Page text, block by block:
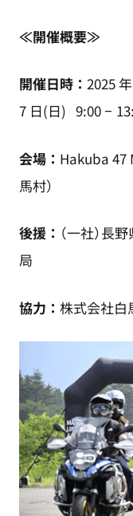
≪開催概要≫
開催日時： 2025
7 日(日) 9:00 –
会場： Hakuba 47
馬村）
後援： （一社）長
局
協力： 株式会社白